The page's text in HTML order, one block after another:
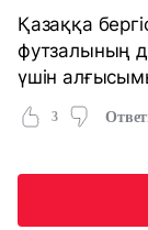
Қазаққа
футзалының
үшін
3